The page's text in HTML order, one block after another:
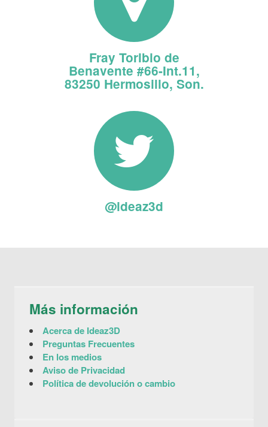
Fray Toribio de
Benavente #66-Int.11,
83250 Hermosillo, Son.
@ideaz3d
Más información
Acerca de Ideaz3D
Preguntas Frecuentes
En los medios
Aviso de Privacidad
Política de devolución o cambio